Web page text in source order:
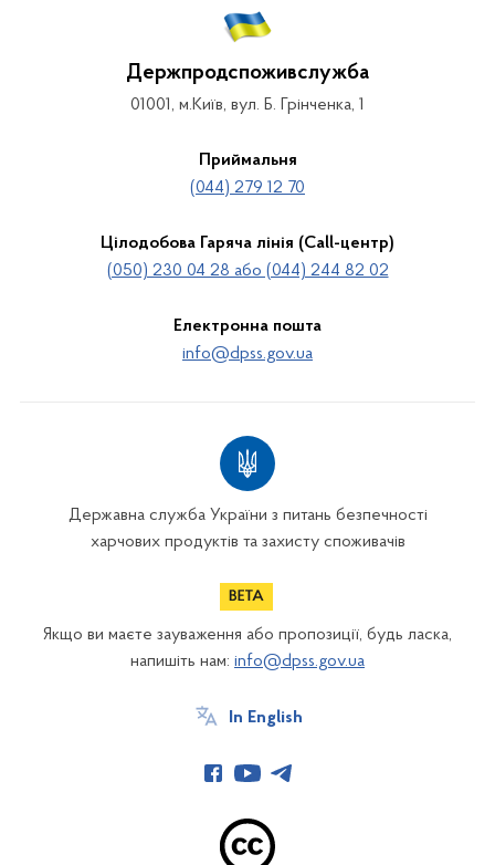
Держпродспоживслужба
01001, м.Київ, вул. Б. Грінченка, 1
Приймальня
(044) 279 12 70
Цілодобова Гаряча лінія (Call-центр)
(050) 230 04 28 або (044) 244 82 02
Електронна пошта
info@dpss.gov.ua
Державна служба України з питань безпечності
харчових продуктів та захисту споживачів
Якщо ви маєте зауваження або пропозиції, будь ласка,
напишіть нам: info@dpss.gov.ua
In English